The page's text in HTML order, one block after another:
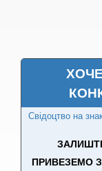
Carnival III
PRO Cee'd I
Cee'd II (JD)
Cee’d III (CD)
Свідоцтво на
ПРИВЕЗЕМО